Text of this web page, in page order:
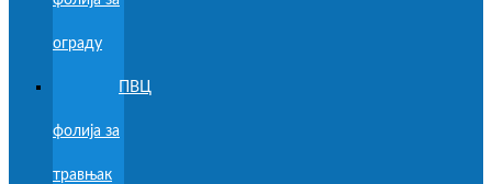
ограду
ПВЦ
фолија за
травњак